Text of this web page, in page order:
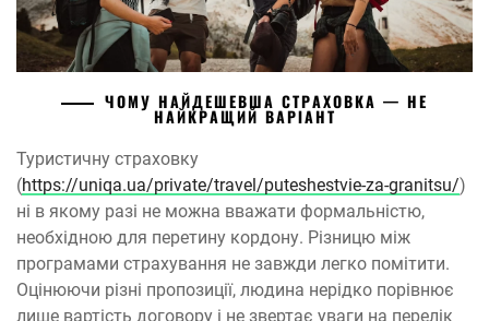
ЧОМУ НАЙДЕШЕВША СТРАХОВКА — НЕ
НАЙКРАЩИЙ ВАРІАНТ
Туристичну страховку
(https://uniqa.ua/private/travel/puteshestvie-za-granitsu/)
ні в якому разі не можна вважати формальністю,
необхідною для перетину кордону. Різницю між
програмами страхування не завжди легко помітити.
Оцінюючи різні пропозиції, людина нерідко порівнює
лише вартість договору і не звертає уваги на перелік